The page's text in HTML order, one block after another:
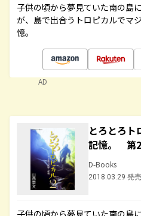
子供の頃から夢見ていた南の島
が、島で出合うトロピカルでマ
憶。
AD
とろとろ
記憶。 第
D-Books
2018.03.29 発売
子供の頃から夢見ていた南の島